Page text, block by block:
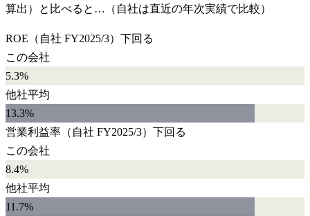
算出）と比べると…（自社は直近の年次実績で比較）
ROE （自社 FY2025/3） 下回る
この会社
5.3%
他社平均
13.3%
営業利益率 （自社 FY2025/3） 下回る
この会社
8.4%
他社平均
11.7%